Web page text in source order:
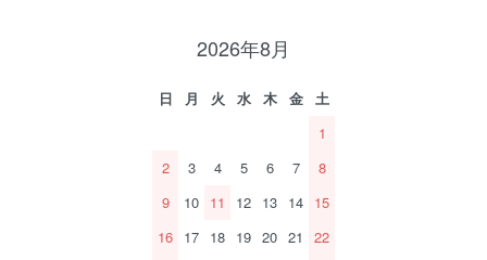
2026年8月
日 月 火 水 木 金
土
1
2
3 4 5 6 7
8
9
10 11 12 13 14 15
16 17 18 19 20 21
22